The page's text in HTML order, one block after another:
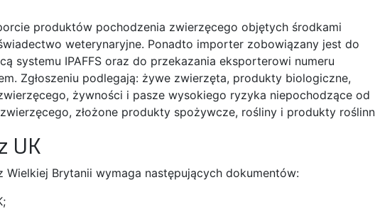
produktów pochodzenia zwierzęcego objętych środkami
weterynaryjne. Ponadto importer zobowiązany jest do
systemu IPAFFS oraz do przekazania eksporterowi numeru
Zgłoszeniu podlegają: żywe zwierzęta, produkty biologiczne,
żywności i pasze wysokiego ryzyka niepochodzące od
złożone produkty spożywcze, rośliny i produkty
UK
Brytanii wymaga następujących dokumentów: